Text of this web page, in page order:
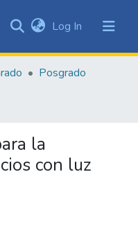
Log In (current)
Posgrado
la
con luz